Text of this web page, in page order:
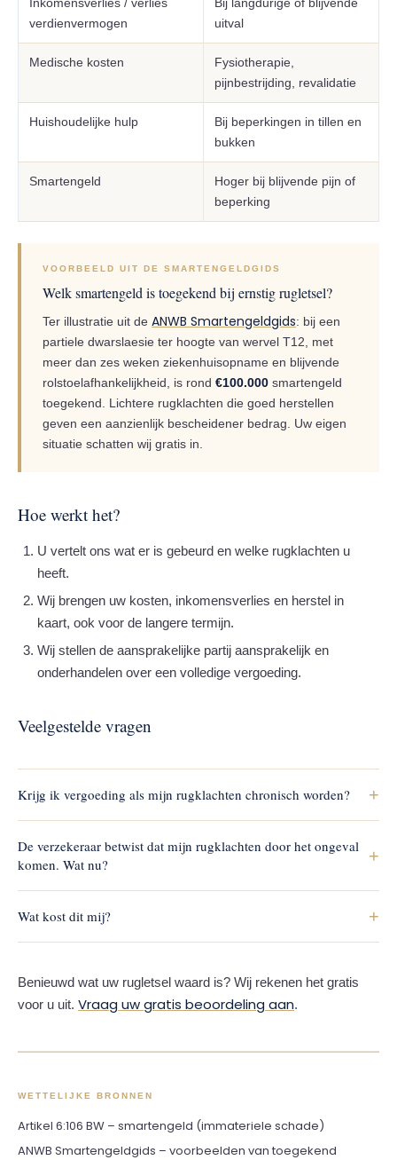
verdienvermogen
uitval
Medische kosten
Fysiotherapie,
pijnbestrijding, revalidatie
Huishoudelijke hulp
Bij beperkingen in tillen en
bukken
Smartengeld
Hoger bij blijvende pijn of
beperking
VOORBEELD UIT DE SMARTENGELDGIDS
Welk smartengeld is toegekend bij ernstig rugletsel?
Ter illustratie uit de ANWB Smartengeldgids: bij een
partiele dwarslaesie ter hoogte van wervel T12, met
meer dan zes weken ziekenhuisopname en blijvende
rolstoelafhankelijkheid, is rond €100.000 smartengeld
toegekend. Lichtere rugklachten die goed herstellen
geven een aanzienlijk bescheidener bedrag. Uw eigen
situatie schatten wij gratis in.
Hoe werkt het?
U vertelt ons wat er is gebeurd en welke rugklachten u
heeft.
Wij brengen uw kosten, inkomensverlies en herstel in
kaart, ook voor de langere termijn.
Wij stellen de aansprakelijke partij aansprakelijk en
onderhandelen over een volledige vergoeding.
Veelgestelde vragen
Krijg ik vergoeding als mijn rugklachten chronisch worden? +
vergoeding, omdat ze uw leven en werk langdurig raken.
De verzekeraar betwist dat mijn rugklachten door het ongeval
komen. Wat nu?
+
onderbouwen het met uw medische gegevens en zo nodig een
onafhankelijke deskundige.
Wat kost dit mij? +
BW).
Benieuwd wat uw rugletsel waard is? Wij rekenen het gratis
voor u uit. Vraag uw gratis beoordeling aan.
WETTELIJKE BRONNEN
Artikel 6:106 BW – smartengeld (immateriele schade)
ANWB Smartengeldgids – voorbeelden van toegekend